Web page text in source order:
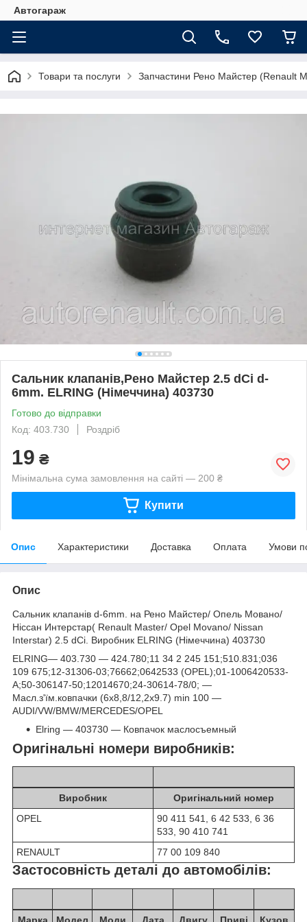
Автогараж
Товари та послуги Запчастини Рено Майстер (Renault
Сальник клапанів,Рено Майстер 2.5 dCi d-
6mm. ELRING (Німеччина) 403730
Готово до відправки
Код: 403.730
Роздріб
19 ₴
Мінімальна сума замовлення на сайті — 200 ₴
Купити
Опис Характеристики Доставка Оплата Умови
Опис
Сальник клапанів d-6mm. на Рено Майстер/ Опель Мовано/
Ніссан Интерстар( Renault Master/ Opel Movano/ Nissan
Interstar) 2.5 dCi. Виробник ELRING (Німеччина) 403730
ELRING― 403.730 ― 424.780;11 34 2 245 151;510.831;036
109 675;12-31306-03;76662;0642533 (OPEL);01-1006420533-
A;50-306147-50;12014670;24-30614-78/0; ―
Масл.з'їм.ковпачки (6x8,8/12,2x9.7) min 100 ―
AUDI/VW/BMW/MERCEDES/OPEL
Elring ― 403730 ― Ковпачок маслосъемный
Оригінальні номери виробників:
Виробник
Оригінальний номер
OPEL
90 411 541, 6 42 533, 6 36
533, 90 410 741
RENAULT
77 00 109 840
Застосовність деталі до автомобілів: